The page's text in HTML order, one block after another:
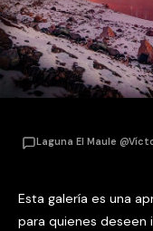
Laguna El Maule
Esta galería es una
para quienes